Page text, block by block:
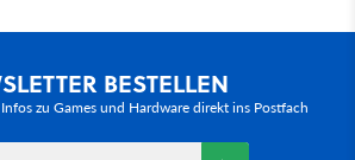
BESTELLEN
zu Games und Hardware direkt ins Postfach